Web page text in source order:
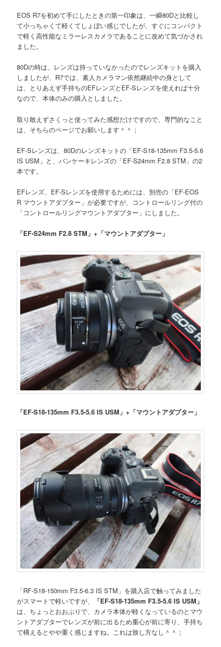
EOS R7を初めて手にしたときの第一印象は、一瞬80Dと比較し
て小っちゃくて軽くてしょぼい感じでしたが、すぐにコンパクト
で軽く高性能なミラーレスカメラであることに改めて気づかされ
ました。
80Dの時は、レンズは持っていなかったのでレンズキットを購入
しましたが、R7では、素人カメラマン依然継続中の身として
は、とりあえず手持ちのEFレンズとEF-Sレンズを使えれば十分
なので、本体のみの購入としました。
取り敢えずさくっと使ってみた感想だけですので、専門的なこと
は、そちらのページでお願いします＾＾；
EF-Sレンズは、80Dのレンズキットの「EF-S18-135mm F3.5-5.6
IS USM」と、パンケーキレンズの「EF-S24mm F2.8 STM」の2
本です。
EFレンズ、EF-Sレンズを使用するためには、別売の「EF-EOS
R マウントアダプター」が必要ですが、コントロールリング付の
「コントロールリングマウントアダプター」にしました。
「EF-S24mm F2.8 STM」+「マウントアダプター」
「EF-S18-135mm F3.5-5.6 IS USM」+「マウントアダプター」
「RF-S18-150mm F3.5-6.3 IS STM」を購入店で触ってみました
がスマートで軽いですが、
「EF-S18-135mm F3.5-5.6 IS USM」
は、ちょっとおおぶりで、カメラ本体が軽くなっているのとマウ
ントアダプターでレンズが前に出るため重心が前に寄り、手持ち
で構えるとやや重く感じますね。これは致し方なし＾＾；